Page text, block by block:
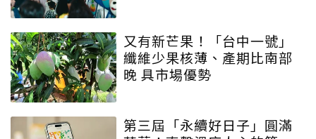
又有新芒果！「台中一號」
纖維少果核薄、產期比南部
晚 具市場優勢
第三屆「永續好日子」圓滿